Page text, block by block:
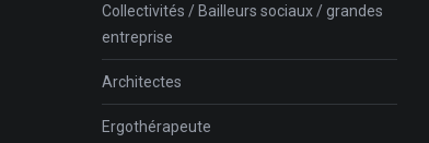
Collectivités / Bailleurs sociaux / grandes
entreprise
Architectes
Ergothérapeute